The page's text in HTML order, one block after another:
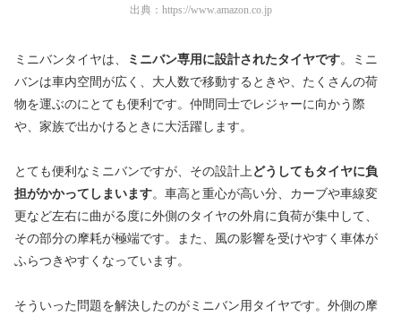
出典： https://www.amazon.co.jp
ミニバンタイヤは、 ミニバン専用に設計されたタイヤです。ミニ
バンは車内空間が広く、大人数で移動するときや、たくさんの荷
物を運ぶのにとても便利です。仲間同士でレジャーに向かう際
や、家族で出かけるときに大活躍します。
とても便利なミニバンですが、その設計上どうしてもタイヤに負
担がかかってしまいます。車高と重心が高い分、カーブや車線変
更など左右に曲がる度に外側のタイヤの外肩に負荷が集中して、
その部分の摩耗が極端です。また、風の影響を受けやすく車体が
ふらつきやすくなっています。
そういった問題を解決したのがミニバン用タイヤです。外側の摩